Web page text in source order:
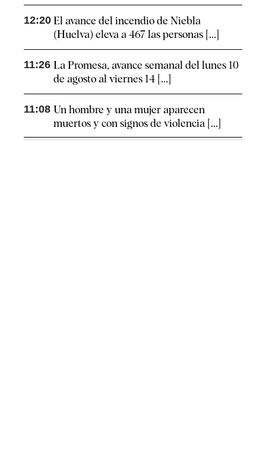
12:20 El avance del incendio de Niebla
(Huelva) eleva a 467 las personas [...]
11:26 La Promesa, avance semanal del lunes 10
de agosto al viernes 14 [...]
11:08 Un hombre y una mujer aparecen
muertos y con signos de violencia [...]